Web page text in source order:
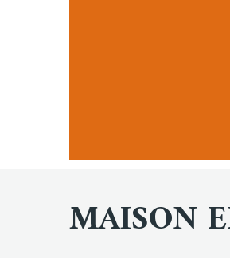
MAISON